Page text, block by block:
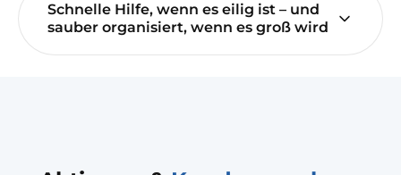
Schnelle Hilfe, wenn es eilig ist – und
sauber organisiert, wenn es groß wird